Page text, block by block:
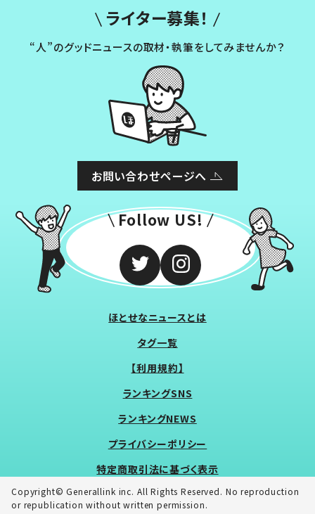
ライター募集！
“人”のグッドニュースの取材・執筆をしてみませんか？
お問い合わせページへ
Follow US!
ほとせなニュースとは
タグ一覧
【利用規約】
ランキングSNS
ランキングNEWS
プライバシーポリシー
特定商取引法に基づく表示
Copyright© Generallink inc. All Rights Reserved. No reproduction
or republication without written permission.